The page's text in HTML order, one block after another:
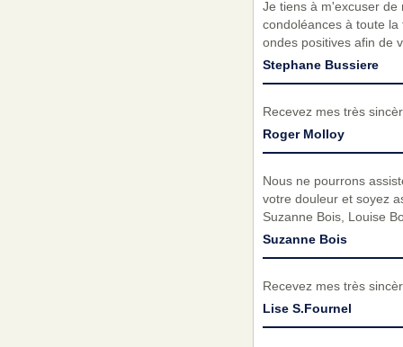
Je tiens à m'excuser de
condoléances à toute
ondes positives afin de
Stephane Bussiere
Recevez mes très
Roger Molloy
Nous ne pourrons
votre douleur et soyez
Suzanne Bois, Louise
Suzanne Bois
Recevez mes très
Lise S.Fournel